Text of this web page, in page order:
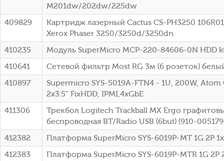
M201dw/202dw/225dw
409829
Картридж лазерный Cactus CS-PH3250
Xerox Phaser 3250/3250d/3250dn
410235
Модуль SuperMicro MCP-220-84606-0N HDD
410641
Сетевой фильтр Most RG 3м (6 розеток)
410897
Supermicro SYS-5019A-FTN4 - 1U, 200W, Atom
2x3.5" FixHDD, IPMI,4xGbE
411306
Трекбол Logitech Trackball MX Ergo
беспроводная BT/Radio USB (6but) (910-
412382
Платформа SuperMicro SYS-6019P-MT 1G 2P
412383
Платформа SuperMicro SYS-6019P-MTR 1G 2P